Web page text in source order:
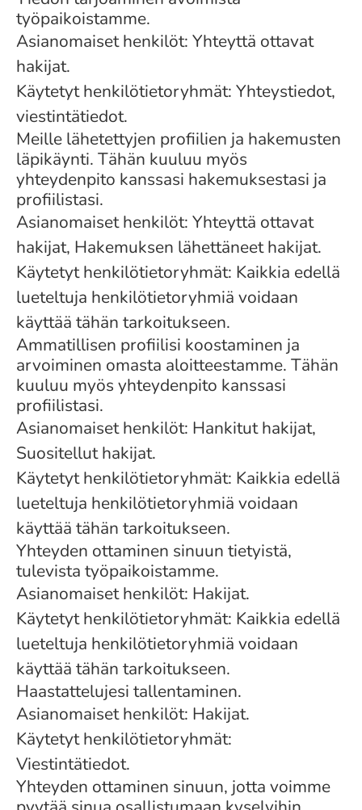
työpaikoistamme.
Asianomaiset henkilöt: Yhteyttä ottavat
hakijat.
Käytetyt henkilötietoryhmät: Yhteystiedot,
viestintätiedot.
Meille lähetettyjen profiilien ja hakemusten
läpikäynti. Tähän kuuluu myös
yhteydenpito kanssasi hakemuksestasi ja
profiilistasi.
Asianomaiset henkilöt: Yhteyttä ottavat
hakijat, Hakemuksen lähettäneet hakijat.
Käytetyt henkilötietoryhmät: Kaikkia edellä
lueteltuja henkilötietoryhmiä voidaan
käyttää tähän tarkoitukseen.
Ammatillisen profiilisi koostaminen ja
arvoiminen omasta aloitteestamme. Tähän
kuuluu myös yhteydenpito kanssasi
profiilistasi.
Asianomaiset henkilöt: Hankitut hakijat,
Suositellut hakijat.
Käytetyt henkilötietoryhmät: Kaikkia edellä
lueteltuja henkilötietoryhmiä voidaan
käyttää tähän tarkoitukseen.
Yhteyden ottaminen sinuun tietyistä,
tulevista työpaikoistamme.
Asianomaiset henkilöt: Hakijat.
Käytetyt henkilötietoryhmät: Kaikkia edellä
lueteltuja henkilötietoryhmiä voidaan
käyttää tähän tarkoitukseen.
Haastattelujesi tallentaminen.
Asianomaiset henkilöt: Hakijat.
Käytetyt henkilötietoryhmät:
Viestintätiedot.
Yhteyden ottaminen sinuun, jotta voimme